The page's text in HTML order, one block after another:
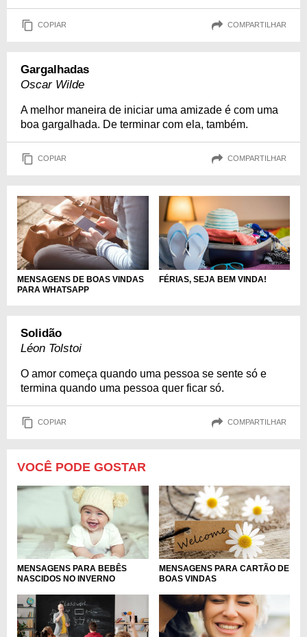
COPIAR COMPARTILHAR
Gargalhadas
Oscar Wilde
A melhor maneira de iniciar uma amizade é com uma
boa gargalhada. De terminar com ela, também.
COPIAR COMPARTILHAR
MENSAGENS DE BOAS VINDAS
PARA WHATSAPP
FÉRIAS, SEJA BEM VINDA!
Solidão
Léon Tolstoi
O amor começa quando uma pessoa se sente só e
termina quando uma pessoa quer ficar só.
COPIAR COMPARTILHAR
VOCÊ PODE GOSTAR
MENSAGENS PARA BEBÊS
NASCIDOS NO INVERNO
MENSAGENS PARA CARTÃO DE
BOAS VINDAS